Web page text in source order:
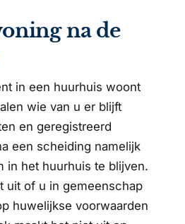
na de
in een huurhuis woont
wie van u er blijft
en geregistreerd
een scheiding namelijk
in het huurhuis te blijven.
uit of u in gemeenschap
huwelijkse voorwaarden